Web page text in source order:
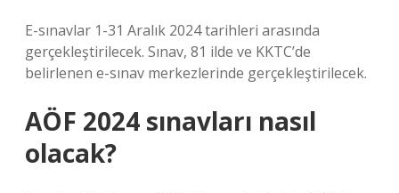
E-sınavlar 1-31 Aralık 2024 tarihleri ​​arasında
gerçekleştirilecek. Sınav, 81 ilde ve KKTC’de
belirlenen e-sınav merkezlerinde gerçekleştirilecek.
AÖF 2024 sınavları nasıl
olacak?